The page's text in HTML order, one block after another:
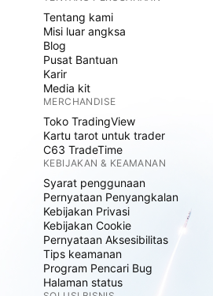
Tentang kami
Misi luar angksa
Blog
Pusat Bantuan
Karir
Media kit
MERCHANDISE
Toko TradingView
Kartu tarot untuk trader
C63 TradeTime
KEBIJAKAN & KEAMANAN
Syarat penggunaan
Pernyataan Penyangkalan
Kebijakan Privasi
Kebijakan Cookie
Pernyataan Aksesibilitas
Tips keamanan
Program Pencari Bug
Halaman status